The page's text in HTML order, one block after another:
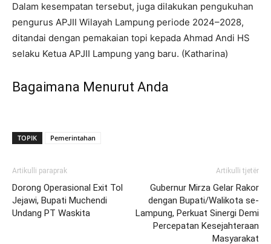
Dalam kesempatan tersebut, juga dilakukan pengukuhan
pengurus APJII Wilayah Lampung periode 2024–2028,
ditandai dengan pemakaian topi kepada Ahmad Andi HS
selaku Ketua APJII Lampung yang baru. (Katharina)
Bagaimana Menurut Anda
TOPIK Pemerintahan
Artikulli paraprak
Dorong Operasional Exit Tol
Jejawi, Bupati Muchendi
Undang PT Waskita
Artikulli tjetër
Gubernur Mirza Gelar Rakor
dengan Bupati/Walikota se-
Lampung, Perkuat Sinergi Demi
Percepatan Kesejahteraan
Masyarakat